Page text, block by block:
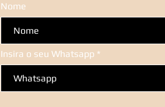
Nome
Insira o seu Whatsapp